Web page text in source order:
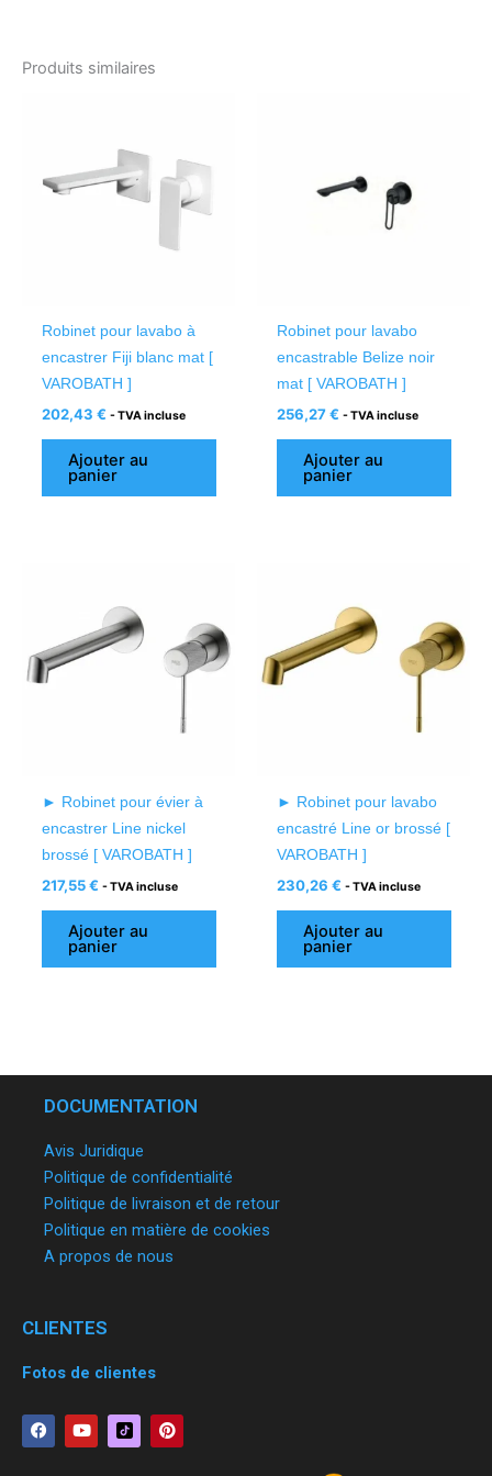
Produits similaires
Robinet pour lavabo à
encastrer Fiji blanc mat [
VAROBATH ]
202,43 € - TVA incluse
Ajouter au
panier
Robinet pour lavabo
encastrable Belize noir
mat [ VAROBATH ]
256,27€ - TVA incluse
Ajouter au
panier
► Robinet pour évier à
encastrer Line nickel
brossé [ VAROBATH ]
217,55€ - TVA incluse
Ajouter au
panier
► Robinet pour lavabo
encastré Line or brossé [
VAROBATH ]
230,26 € - TVA incluse
Ajouter au
panier
DOCUMENTATION
Avis Juridique
Politique de confidentialité
Politique de livraison et de retour
Politique en matière de cookies
A propos de nous
CLIENTES
Fotos de clientes
F
a
c
Y
o
u
P
i
n